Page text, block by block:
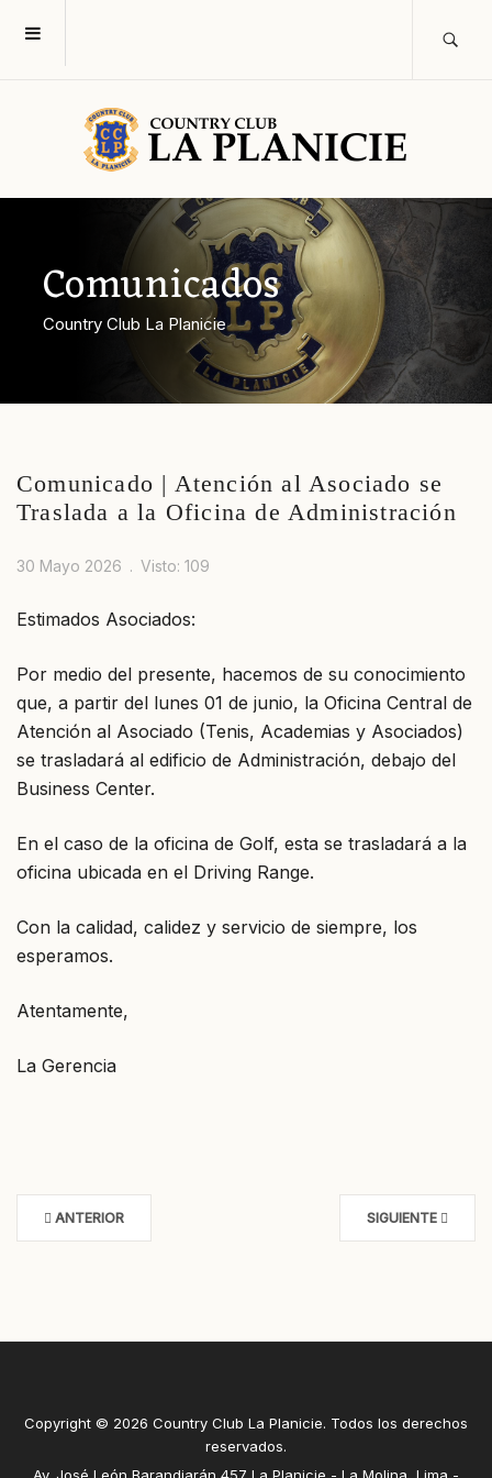
Comunicados
Country Club La Planicie
Comunicado | Atención al Asociado se
Traslada a la Oficina de Administración
30 Mayo 2026 Visto: 109
Estimados Asociados:
Por medio del presente, hacemos de su conocimiento
que, a partir del lunes 01 de junio, la Oficina Central de
Atención al Asociado (Tenis, Academias y Asociados)
se trasladará al edificio de Administración, debajo del
Business Center.
En el caso de la oficina de Golf, esta se trasladará a la
oficina ubicada en el Driving Range.
Con la calidad, calidez y servicio de siempre, los
esperamos.
Atentamente,
La Gerencia
ANTERIOR SIGUIENTE
Copyright © 2026 Country Club La Planicie. Todos los derechos
reservados.